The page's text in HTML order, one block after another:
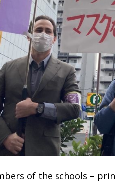
of the schools –